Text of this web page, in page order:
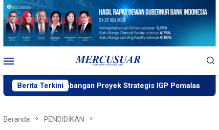
Loncat
konten
Mobile
Berita Terkini
Pengembangan Proyek Strategis IGP Pomalaa
Beranda PENDIDIKAN